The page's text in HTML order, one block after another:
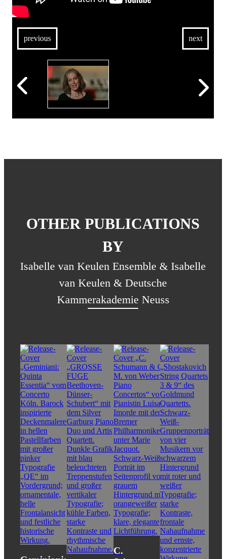
previous next
OTHER PUBLICATIONS
BY
Isabelle van Keulen Ensemble & Isabelle
van Keulen & Deutsche
Kammerakademie Neuss
C.